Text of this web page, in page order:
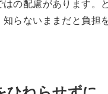
の配慮があります。
らないままだと負担